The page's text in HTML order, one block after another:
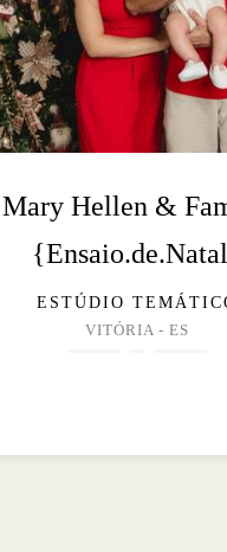
Mary Hellen &
ESTÚDIO
VITÓRIA - ES